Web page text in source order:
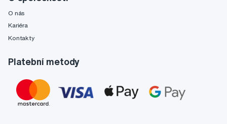
O nás
Kariéra
Kontakty
Platební metody